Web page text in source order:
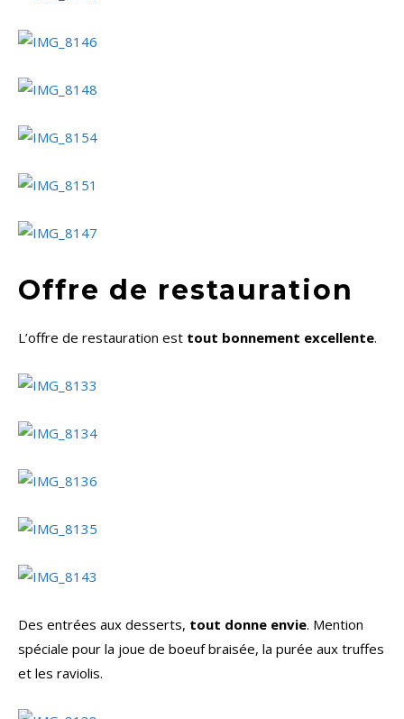
Offre de restauration
L’offre de restauration est tout bonnement excellente.
Des entrées aux desserts, tout donne envie. Mention
spéciale pour la joue de boeuf braisée, la purée aux truffes
et les raviolis.